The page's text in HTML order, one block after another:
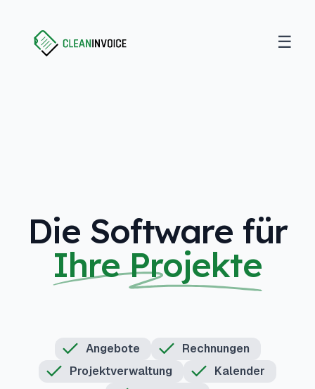
Open
☰
Die Software für
Ihre Projekte
Angebote
Rechnungen
Projektverwaltung
Kalender